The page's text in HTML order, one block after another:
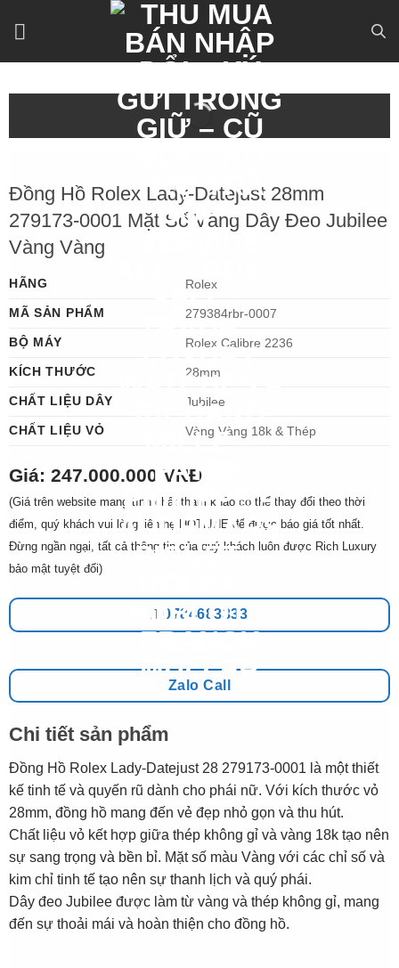
Đồng Hồ Rolex Lady-Datejust 28mm
279173-0001 Mặt Số Vàng Dây Đeo Jubilee
Vàng Vàng
HÃNG
Rolex
MÃ SẢN PHẨM
279384rbr-0007
BỘ MÁY
Rolex Calibre 2236
KÍCH THƯỚC
28mm
CHẤT LIỆU DÂY
Jubilee
CHẤT LIỆU VỎ
Vàng Vàng 18k & Thép
Giá: 247.000.000 VNĐ
(Giá trên website mang tính chất tham khảo có thể thay đổi theo thời
điểm, quý khách vui lòng liên hệ HOTLINE để được báo giá tốt nhất.
Đừng ngần ngại, tất cả thông tin của quý khách luôn được Rich Luxury
bảo mật tuyệt đối)
0784683333
Zalo Call
Chi tiết sản phẩm
Đồng Hồ Rolex Lady-Datejust 28 279173-0001 là một thiết
kế tinh tế và quyến rũ dành cho phái nữ. Với kích thước vỏ
28mm, đồng hồ mang đến vẻ đẹp nhỏ gọn và thu hút.
Chất liệu vỏ kết hợp giữa thép không gỉ và vàng 18k tạo nên
sự sang trọng và bền bỉ. Mặt số màu Vàng với các chỉ số và
kim chỉ tinh tế tạo nên sự thanh lịch và quý phái.
Dây đeo Jubilee được làm từ vàng và thép không gỉ, mang
đến sự thoải mái và hoàn thiện cho đồng hồ.